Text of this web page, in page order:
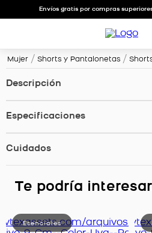
Envíos gratis por compras
Mujer Shorts y Pantalonetas
Descripción
Especificaciones
Cuidados
Te podría